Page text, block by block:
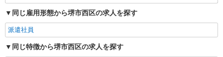
同じ雇用形態から堺市西区の求人を探す
派遣社員
同じ特徴から堺市西区の求人を探す